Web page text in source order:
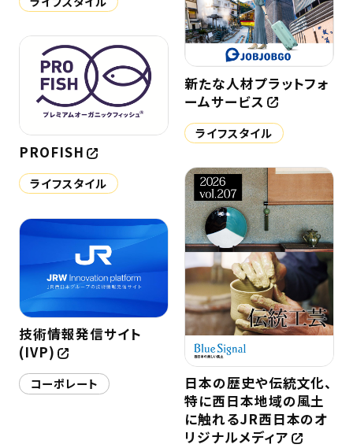
新たな人材プラットフォ
ームサービス
ライフスタイル
PROFISH
ライフスタイル
日本の歴史や伝統文化、
特に西日本地域の風土
に触れるJR西日本のオ
リジナルメディア
技術情報発信サイト
(IVP)
コーポレート